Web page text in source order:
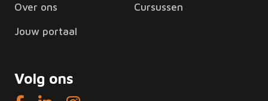
Over ons
Jouw portaal
Cursussen
Volg ons